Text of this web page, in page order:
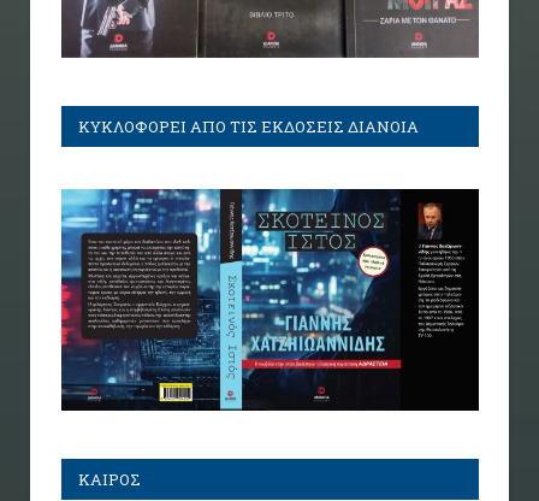
ΚΥΚΛΟΦΟΡΕΙ ΑΠΟ ΤΙΣ ΕΚΔΟΣΕΙΣ ΔΙΑΝΟΙΑ
ΚΑΙΡΟΣ